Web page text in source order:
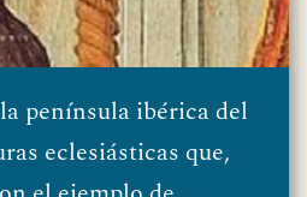
península ibérica del
eclesiásticas que,